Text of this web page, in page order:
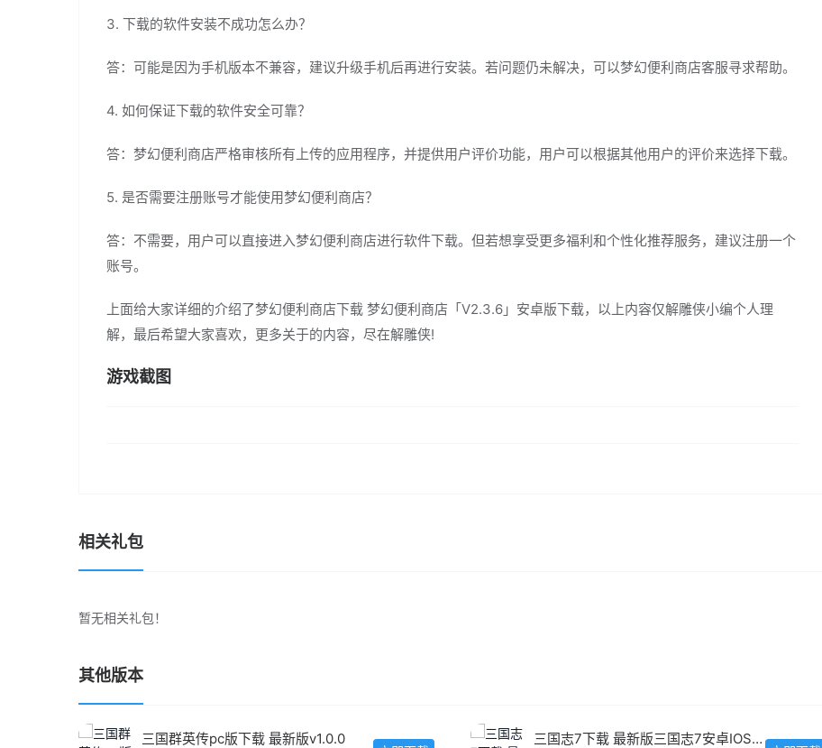
3. 下载的软件安装不成功怎么办？
答：可能是因为手机版本不兼容，建议升级手机后再进行安装。若问题仍未解决，可以梦幻便利商店客服寻求帮助。
4. 如何保证下载的软件安全可靠？
答：梦幻便利商店严格审核所有上传的应用程序，并提供用户评价功能，用户可以根据其他用户的评价来选择下载。
5. 是否需要注册账号才能使用梦幻便利商店？
答：不需要，用户可以直接进入梦幻便利商店进行软件下载。但若想享受更多福利和个性化推荐服务，建议注册一个
账号。
上面给大家详细的介绍了梦幻便利商店下载 梦幻便利商店「V2.3.6」安卓版下载，以上内容仅解雕侠小编个人理
解，最后希望大家喜欢，更多关于的内容，尽在解雕侠!
游戏截图
相关礼包
暂无相关礼包！
其他版本
三国群英传pc版下载 最新版v1.0.0 三国志7下载 最新版三国志7安卓IOS版下载